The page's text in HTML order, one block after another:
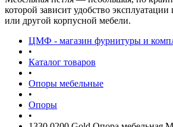
которой зависит удобство
или другой корпусной мебели.
ЦМФ - магазин фурнитуры и
•
Каталог товаров
•
Опоры мебельные
•
Опоры
•